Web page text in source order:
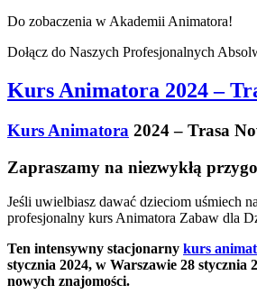
Do zobaczenia w Akademii Animatora!
Dołącz do Naszych Profesjonalnych
Kurs Animatora 2024 –
Kurs Animatora 2024 – Trasa
Zapraszamy na niezwykłą
Jeśli uwielbiasz dawać dzieciom uśmiech
profesjonalny kurs Animatora Zabaw dla
Ten intensywny stacjonarny kurs
stycznia 2024, w Warszawie 28
nowych znajomości.